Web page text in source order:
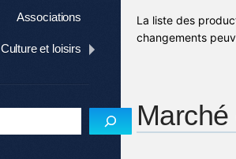
Associations
Culture et loisirs
La liste des
changements